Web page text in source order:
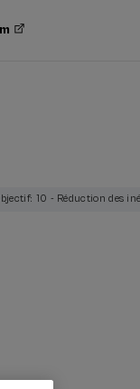
10 - Réduction des